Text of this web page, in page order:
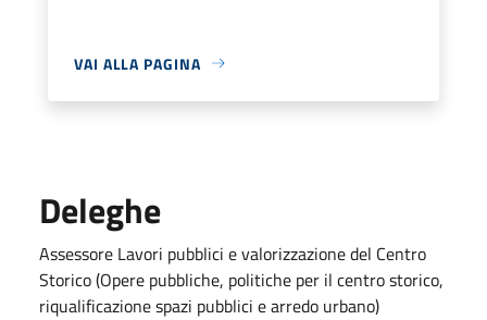
VAI ALLA PAGINA
Deleghe
Assessore Lavori pubblici e valorizzazione del Centro
Storico (Opere pubbliche, politiche per il centro storico,
riqualificazione spazi pubblici e arredo urbano)